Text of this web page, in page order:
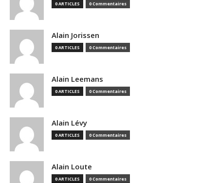
0 ARTICLES 0 Commentaires
Alain Jorissen
0 ARTICLES 0 Commentaires
Alain Leemans
0 ARTICLES 0 Commentaires
Alain Lévy
0 ARTICLES 0 Commentaires
Alain Loute
0 ARTICLES 0 Commentaires